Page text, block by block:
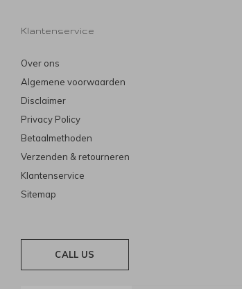
Klantenservice
Over ons
Algemene voorwaarden
Disclaimer
Privacy Policy
Betaalmethoden
Verzenden & retourneren
Klantenservice
Sitemap
CALL US